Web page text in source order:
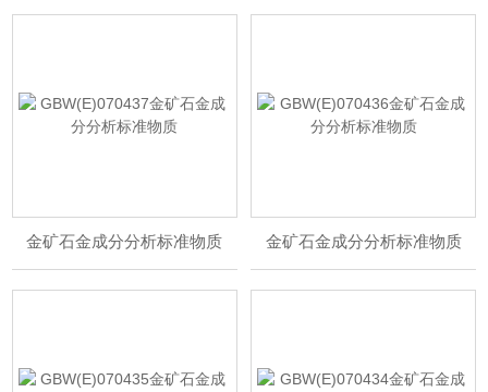
金矿石金成分分析标准物质 金矿石金成分分析标准物质